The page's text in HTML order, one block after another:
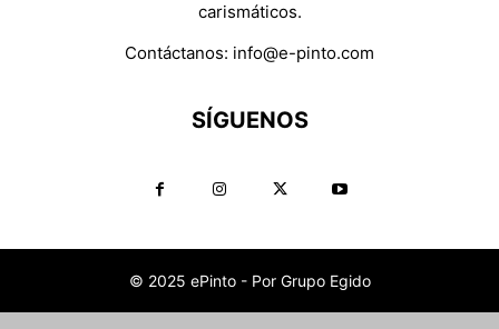
carismáticos.
Contáctanos: info@e-pinto.com
SÍGUENOS
© 2025 ePinto - Por Grupo Egido